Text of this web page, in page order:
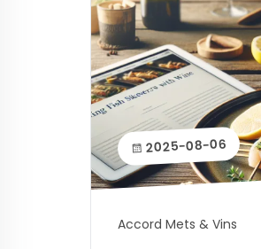
2025-08-06
Accord Mets & Vins